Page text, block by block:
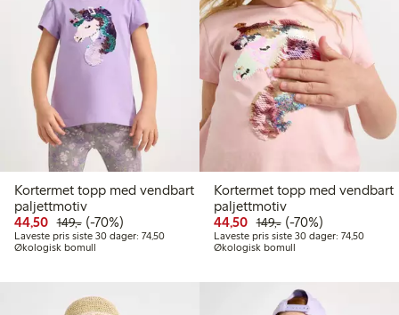
Kortermet topp med vendbart
paljettmotiv
44,50 Rabattert pris: 44,50 kr
149,-Vanlig pris: 149,00 kr
70% rabatt
(-70%)
Laveste pris siste 30 dager: 74,50Laveste pris siste 30 dager: 74,50 kr
Økologisk bomull
Kortermet topp med vendbart
paljettmotiv
44,50 Rabattert pris: 44,50 kr
149,-Vanlig pris: 149,00
70% rabatt
(-70%)
Laveste pris siste 30 dager: 74,50
Økologisk bomull